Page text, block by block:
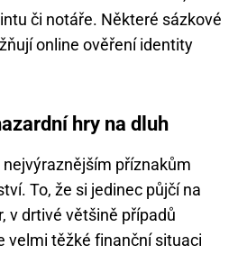
či notáře. Některé sázkové
online ověření identity
hry na dluh
příznakům
To, že si jedinec půjčí na
v drtivé většině případů
velmi těžké finanční situaci